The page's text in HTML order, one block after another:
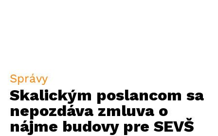
Správy
Skalickým poslancom sa
nepozdáva zmluva o
nájme budovy pre SEVŠ